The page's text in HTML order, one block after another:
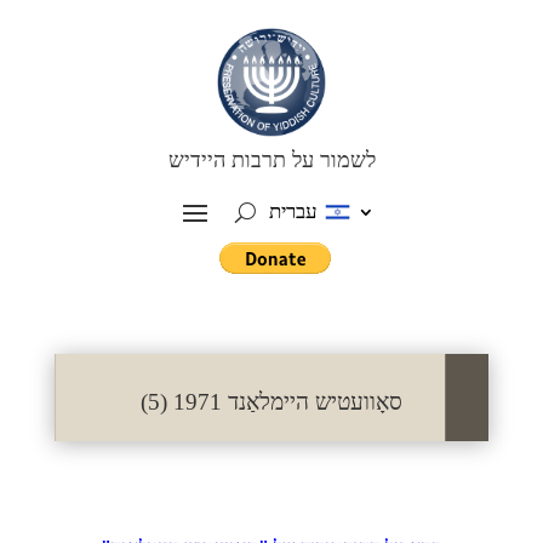
לשמור על תרבות היידיש
עברית
סאָוועטיש היימלאַנד 1971 (5)